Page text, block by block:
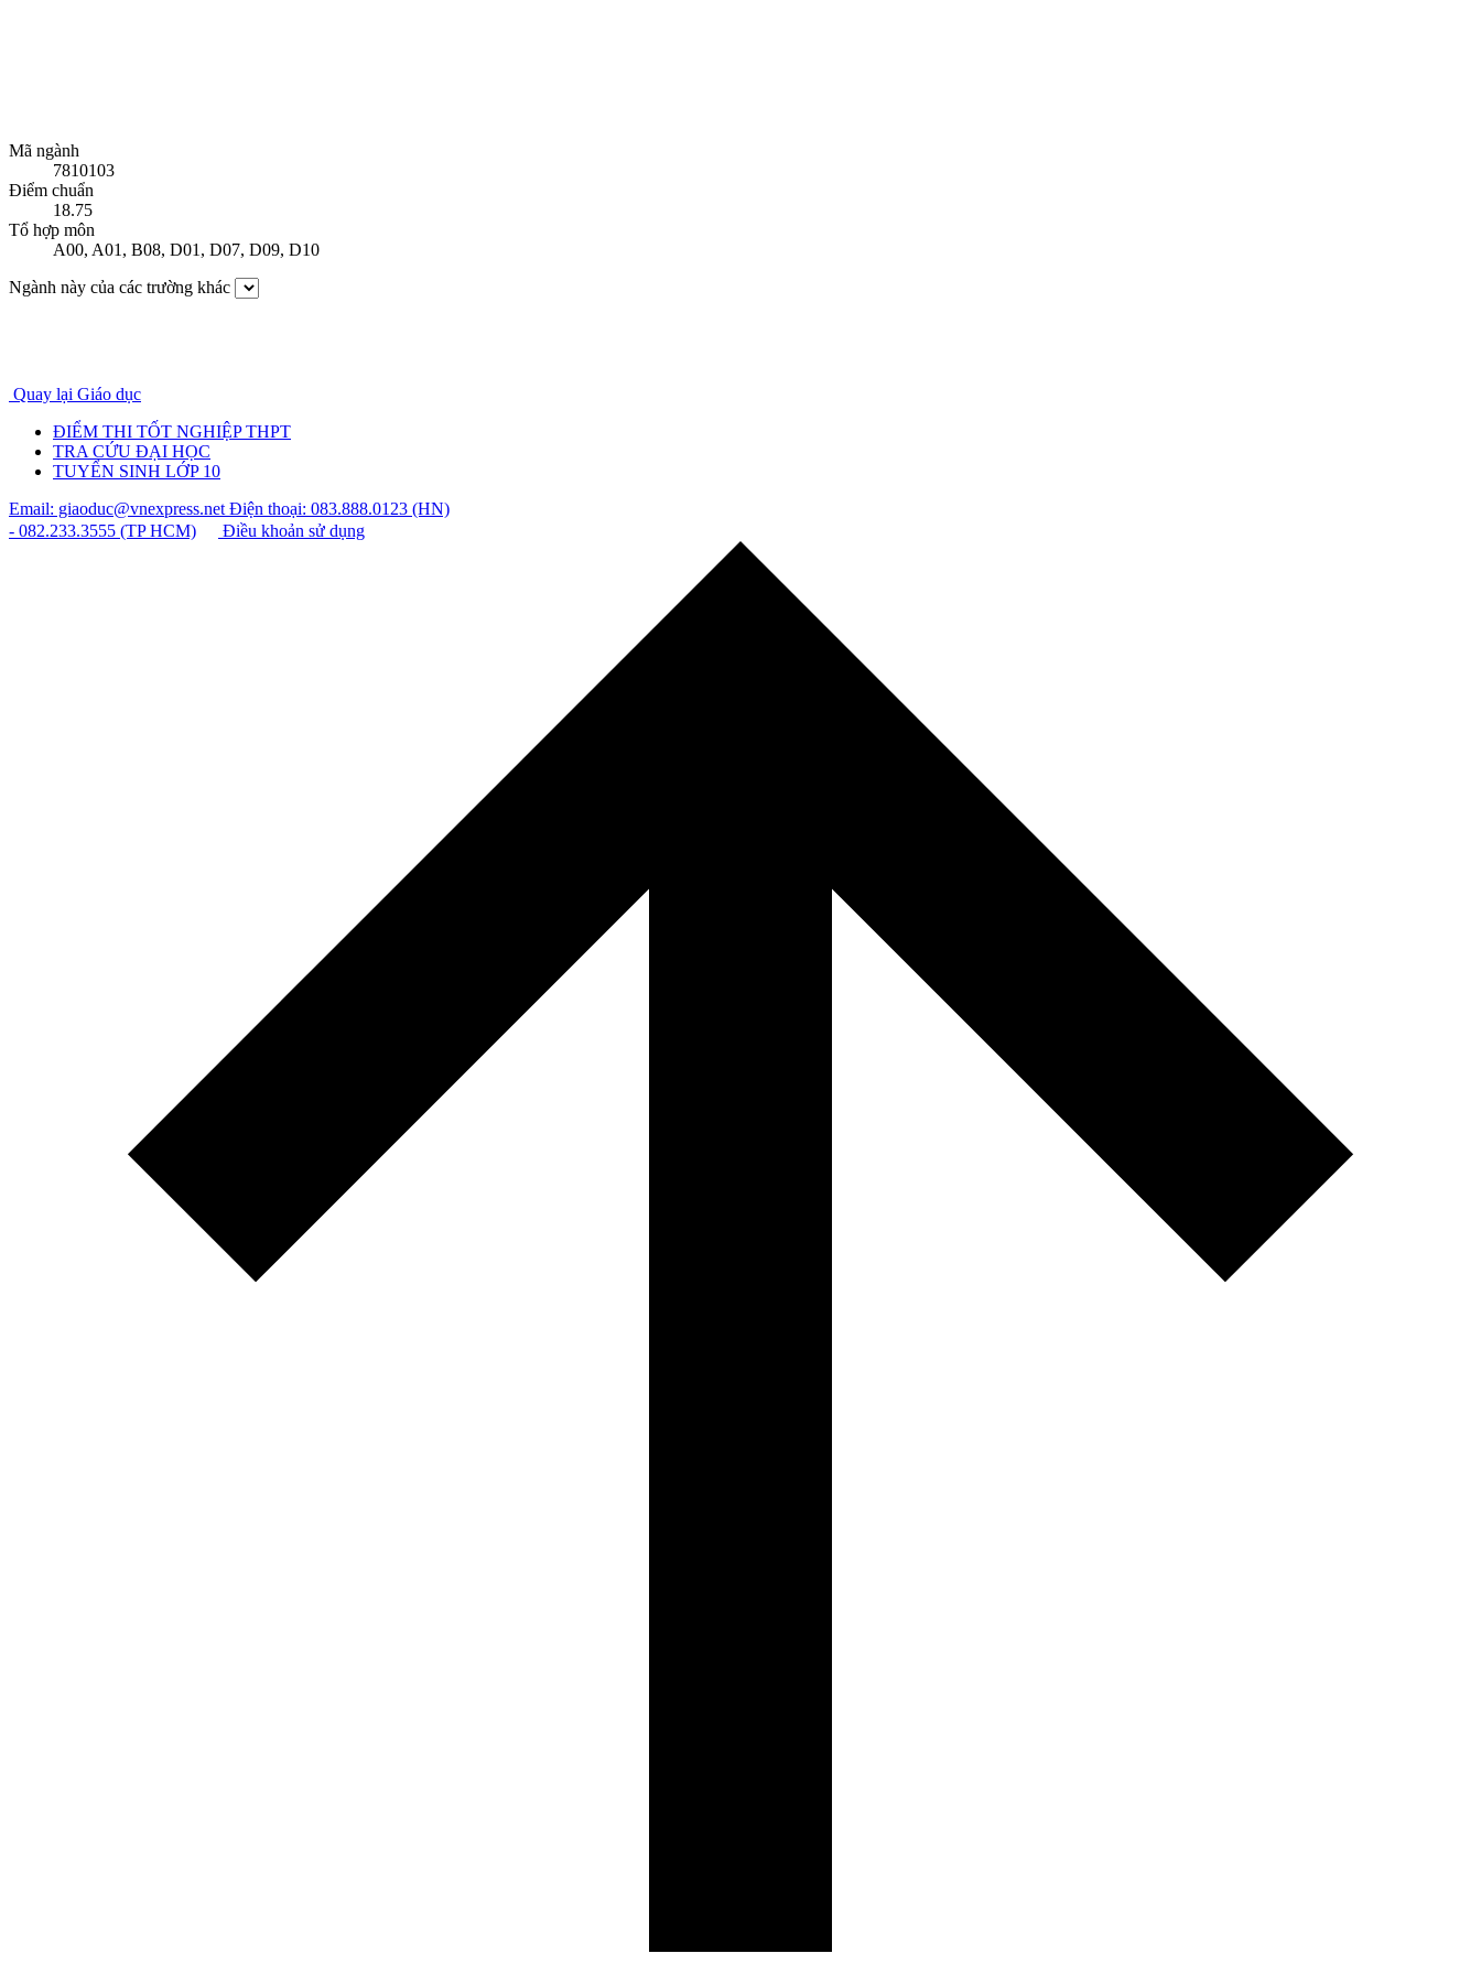
Mã ngành
7810103
Điểm chuẩn
18.75
Tổ hợp môn
A00, A01, B08, D01, D07, D09, D10
Ngành này của các trường khác
Quay lại Giáo dục
ĐIỂM THI TỐT NGHIỆP THPT
TRA CỨU ĐẠI HỌC
TUYỂN SINH LỚP 10
Email: giaoduc@vnexpress.netĐiện thoại: 083.888.0123 (HN)
- 082.233.3555 (TP HCM)
Điều khoản sử dụng